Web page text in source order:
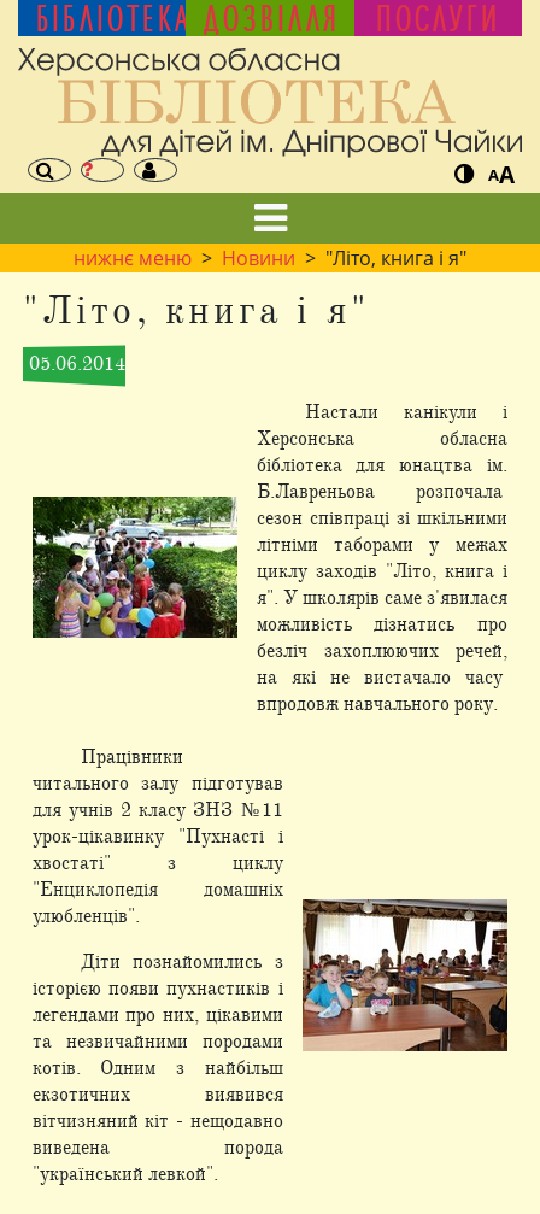
БІБЛІОТЕКА ДОЗВІЛЛЯ ПОСЛУГИ
AA
нижнє меню > Новини > "Літо, книга і я"
"Літо, книга і я"
05.06.2014
Настали канікули і
Херсонська обласна
бібліотека для юнацтва ім.
Б.Лавреньова розпочала
сезон співпраці зі шкільними
літніми таборами у межах
циклу заходів "Літо, книга і
я". У школярів саме з'явилася
можливість дізнатись про
безліч захоплюючих речей,
на які не вистачало часу
впродовж навчального року.
Працівники
читального залу підготував
для учнів 2 класу ЗНЗ №11
урок-цікавинку "Пухнасті і
хвостаті" з циклу
"Енциклопедія домашніх
улюбленців".
Діти познайомились з
історією появи пухнастиків і
легендами про них, цікавими
та незвичайними породами
котів. Одним з найбільш
екзотичних виявився
вітчизняний кіт - нещодавно
виведена порода
"український левкой".